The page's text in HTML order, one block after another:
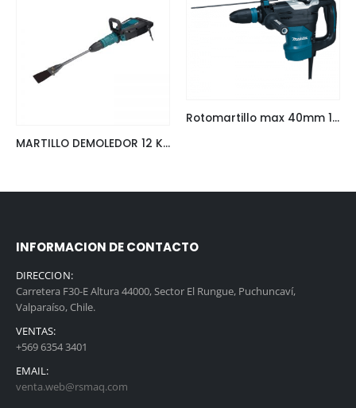
MARTILLO DEMOLEDOR 12 KG MAKITA HM1214
Rotomartillo max 40mm 1.100W Makita HR4003C
INFORMACION DE CONTACTO
DIRECCION:
Carretera F30-E Altura 44000, Sector El Rungue, Puchuncaví,
Valparaíso, Chile.
VENTAS:
+569 6354 3401
EMAIL:
venta.web@rsmaq.com